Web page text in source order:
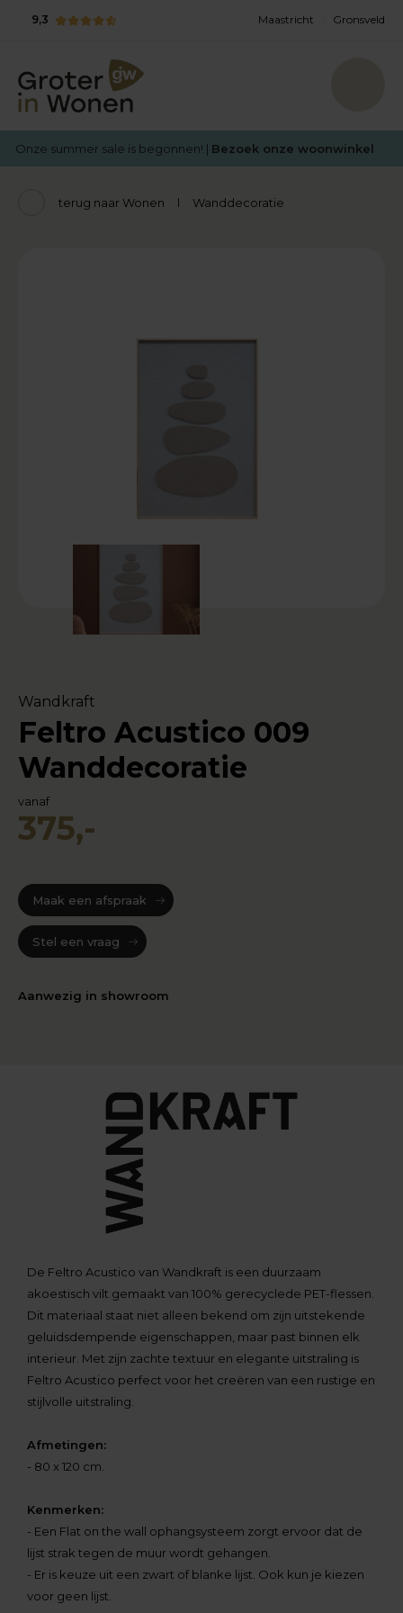
9,3 Maastricht Gronsveld
Onze summer sale is begonnen! | Bezoek onze woonwinkel
terug naar Wonen Wanddecoratie
Wandkraft
Feltro Acustico 009
Wanddecoratie
vanaf
375,-
Maak een afspraak
Stel een vraag
Aanwezig in showroom
De Feltro Acustico van Wandkraft is een duurzaam
akoestisch vilt gemaakt van 100% gerecyclede PET-flessen.
Dit materiaal staat niet alleen bekend om zijn uitstekende
geluidsdempende eigenschappen, maar past binnen elk
interieur. Met zijn zachte textuur en elegante uitstraling is
Feltro Acustico perfect voor het creëren van een rustige en
stijlvolle uitstraling.
Afmetingen:
- 80 x 120 cm.
Kenmerken:
- Een Flat on the wall ophangsysteem zorgt ervoor dat de
lijst strak tegen de muur wordt gehangen.
- Er is keuze uit een zwart of blanke lijst. Ook kun je kiezen
voor geen lijst.